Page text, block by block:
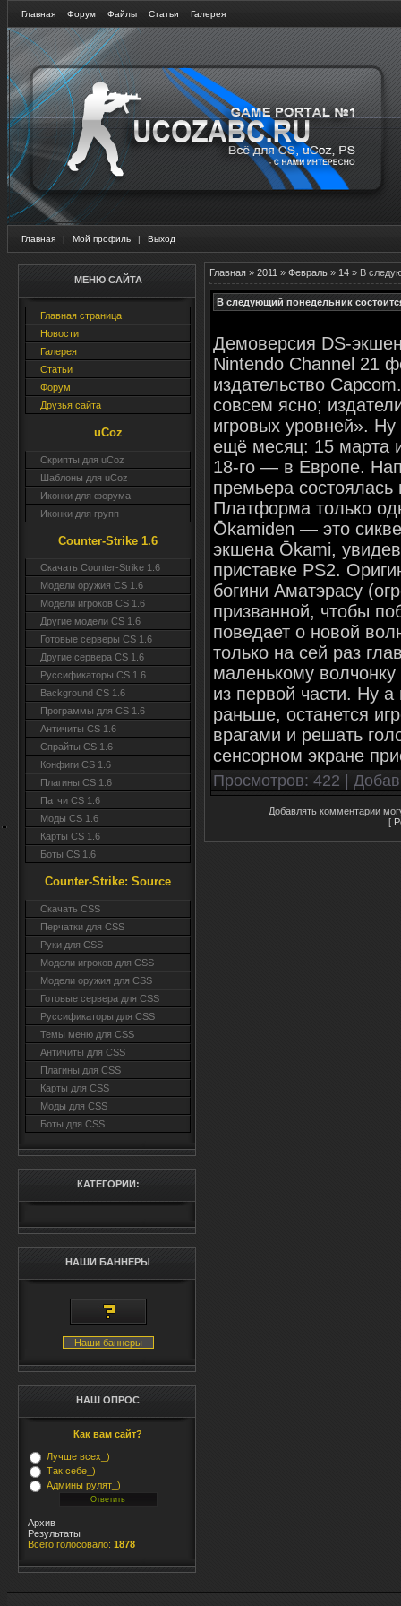
Главная Форум Файлы Статьи Галерея
Главная | Мой профиль | Выход
МЕНЮ САЙТА
Главная страница
Новости
Галерея
Статьи
Форум
Друзья сайта
uCoz
Скрипты для uCoz
Шаблоны для uCoz
Иконки для форума
Иконки для групп
Counter-Strike 1.6
Скачать Counter-Strike 1.6
Модели оружия CS 1.6
Модели игроков CS 1.6
Другие модели CS 1.6
Готовые серверы CS 1.6
Другие сервера CS 1.6
Руссификаторы CS 1.6
Background CS 1.6
Программы для CS 1.6
Античиты CS 1.6
Спрайты CS 1.6
Конфиги CS 1.6
Плагины CS 1.6
Патчи CS 1.6
Моды CS 1.6
Карты CS 1.6
Боты CS 1.6
Counter-Strike: Source
Cкачать CSS
Перчатки для CSS
Руки для CSS
Модели игроков для CSS
Модели оружия для CSS
Готовые сервера для CSS
Руссификаторы для CSS
Темы меню для CSS
Античиты для CSS
Плагины для CSS
Карты для CSS
Моды для CSS
Боты для CSS
КАТЕГОРИИ:
НАШИ БАННЕРЫ
Наши баннеры
НАШ ОПРОС
Как вам сайт?
Лучше всех_)
Так себе_)
Админы рулят_)
Архив
Результаты
Всего голосовало: 1878
Главная » 2011 » Февраль » 14 » В
В следующий понедельник
Демоверсия DS-
Nintendo Channel 21
издательство
совсем ясно;
игровых уровней».
ещё месяц: 15 марта
18-го — в Европе.
премьера состоялась
Платформа только
Ōkamiden — это
экшена Ōkami,
приставке PS2.
богини Аматэрасу
призванной, чтобы
поведает о новой
только на сей раз
маленькому
из первой части. Ну
раньше, останется
врагами и решать
сенсорном экране
Просмотров: 422 |
Добавлять комментарии
[